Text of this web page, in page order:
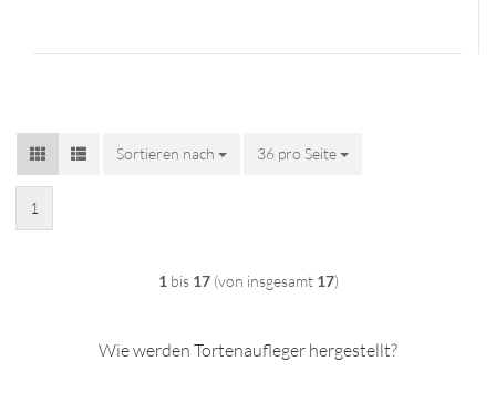
Sortieren nach
Sortieren nach 36 pro Seite
pro Seite
1
1 bis 17(von insgesamt 17)
Wie werden Tortenaufleger hergestellt?